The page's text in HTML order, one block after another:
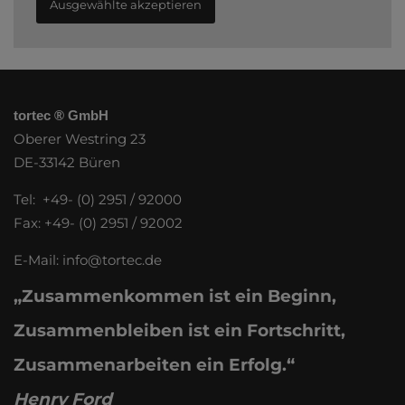
Ausgewählte akzeptieren
tortec ® GmbH
Oberer Westring 23
DE-33142 Büren
Tel: +49- (0) 2951 / 92000
Fax: +49- (0) 2951 / 92002
E-Mail: info@tortec.de
„Zusammenkommen ist ein Beginn,
Zusammenbleiben ist ein Fortschritt,
Zusammenarbeiten ein Erfolg.“
Henry Ford